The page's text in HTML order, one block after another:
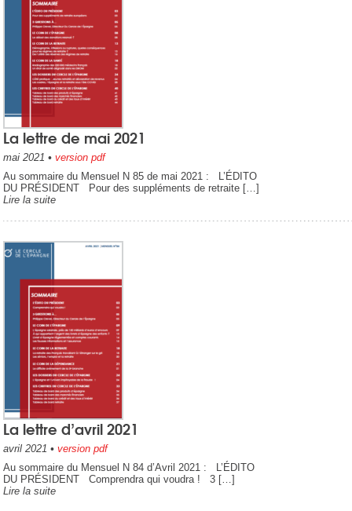
La lettre de mai 2021
mai 2021• version pdf
Au sommaire du Mensuel N 85 de mai 2021 : L’ÉDITO
DU PRÉSIDENT Pour des suppléments de retraite […]
Lire la suite
La lettre d’avril 2021
avril 2021• version pdf
Au sommaire du Mensuel N 84 d’Avril 2021 : L’ÉDITO
DU PRÉSIDENT Comprendra qui voudra ! 3 […]
Lire la suite